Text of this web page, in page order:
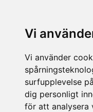
Vi
Vi använder
surfupplevelse
dig personligt
för att analysera